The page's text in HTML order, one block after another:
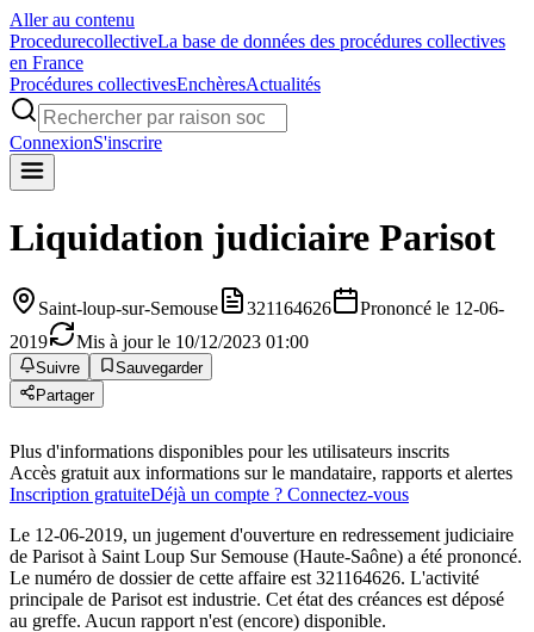
Aller au contenu
ProcedurecollectiveLa base de données des procédures collectives
en France
Procédures collectivesEnchèresActualités
ConnexionS'inscrire
Liquidation judiciaire Parisot
Saint-loup-sur-Semouse 321164626
Prononcé le 12-06-
2019
Mis à jour le 10/12/2023 01:00
Suivre
Sauvegarder
Partager
Plus d'informations disponibles pour les utilisateurs inscrits
Accès gratuit aux informations sur le mandataire, rapports et alertes
Inscription gratuiteDéjà un compte ? Connectez-vous
Le 12-06-2019, un jugement d'ouverture en redressement judiciaire
de Parisot à Saint Loup Sur Semouse (Haute-Saône) a été prononcé.
Le numéro de dossier de cette affaire est 321164626. L'activité
principale de Parisot est industrie. Cet état des créances est déposé
au greffe. Aucun rapport n'est (encore) disponible.